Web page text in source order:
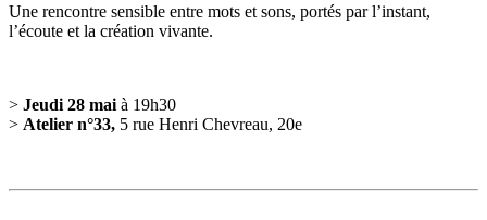
Une rencontre sensible entre mots et sons, portés par l’instant,
l’écoute et la création vivante.
> Jeudi 28 mai à 19h30
> Atelier n°33, 5 rue Henri Chevreau, 20e